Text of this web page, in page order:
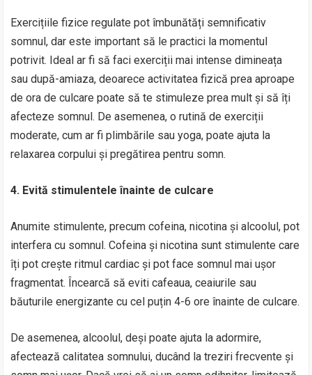
Exercițiile fizice regulate pot îmbunătăți semnificativ
somnul, dar este important să le practici la momentul
potrivit. Ideal ar fi să faci exerciții mai intense dimineața
sau după-amiaza, deoarece activitatea fizică prea aproape
de ora de culcare poate să te stimuleze prea mult și să îți
afecteze somnul. De asemenea, o rutină de exerciții
moderate, cum ar fi plimbările sau yoga, poate ajuta la
relaxarea corpului și pregătirea pentru somn.
4. Evită stimulentele înainte de culcare
Anumite stimulente, precum cofeina, nicotina și alcoolul, pot
interfera cu somnul. Cofeina și nicotina sunt stimulente care
îți pot crește ritmul cardiac și pot face somnul mai ușor
fragmentat. Încearcă să eviti cafeaua, ceaiurile sau
băuturile energizante cu cel puțin 4-6 ore înainte de culcare.
De asemenea, alcoolul, deși poate ajuta la adormire,
afectează calitatea somnului, ducând la treziri frecvente și